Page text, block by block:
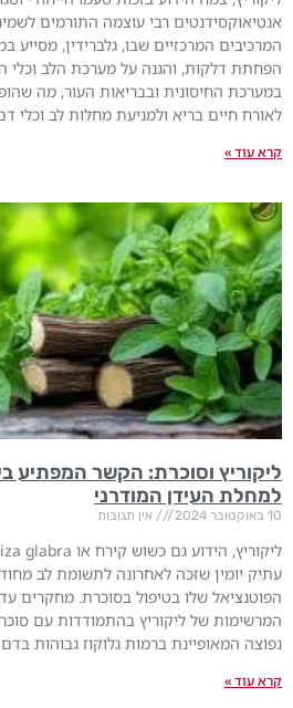
אנטיאוקסידנטים רבי עוצמה התורמים
המרכיבים המרכזיים שבו, גלברידין, מסייע
הפחתת דלקות, והגנה על מערכת הלב וכלי
במערכת החיסונית ובבריאות העור, מה
לאורח חיים בריא ולמניעת מחלות לב וכלי
קרא עוד »
ליקוריץ וסוכרת: הקשר המפתיע
למחלת העידן המודרני
10 באוקטובר 2024 אין תגובות
עתיק יומין שזכה לאחרונה לתשומת לב
הפוטנציאל שלו בטיפול בסוכרת. מחקרים
נפוצה המאופיינת ברמות גלוקוז גבוהות בדם
קרא עוד »